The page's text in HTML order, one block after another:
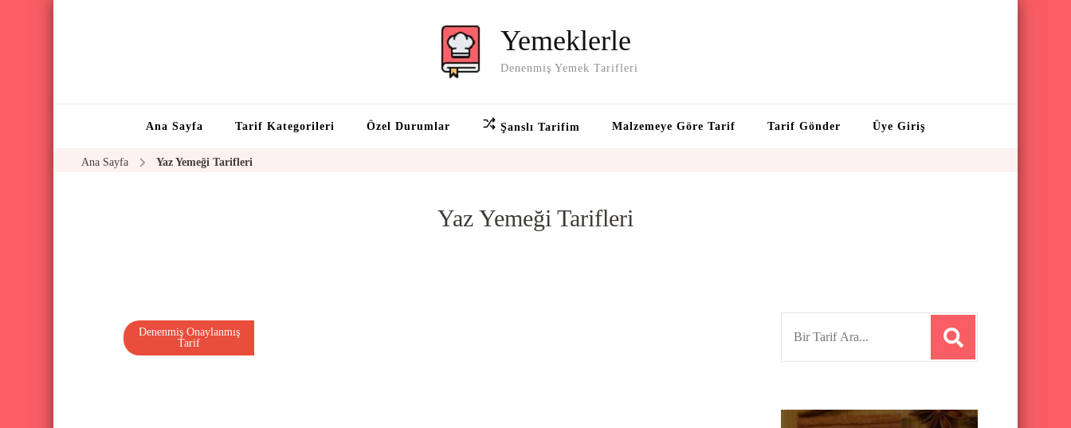
Yemeklerle
Denenmiş Yemek Tarifleri
Ana Sayfa Tarif Kategorileri Özel Durumlar Şanslı Tarifim Malzemeye Göre Tarif Tarif Gönder Üye Giriş
Ana Sayfa Yaz Yemeği Tarifleri
Yaz Yemeği Tarifleri
Denenmiş Onaylanmış
Tarif